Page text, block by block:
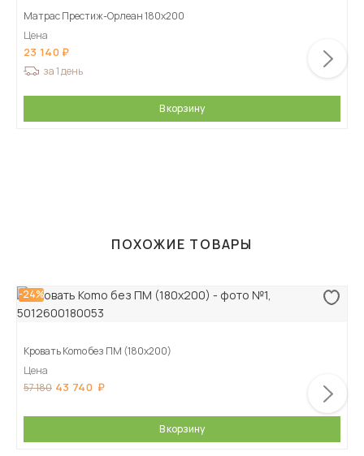
Матрас Престиж-Орлеан 180х200
Цена
23 140
за 1 день
В корзину
ПОХОЖИЕ ТОВАРЫ
-24%
Кровать Komo без ПМ (180х200)
Цена
57 180 43 740
В корзину